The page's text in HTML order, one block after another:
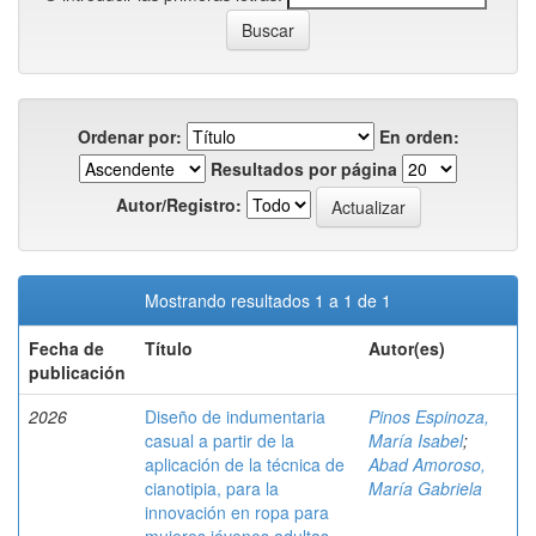
Ordenar por:
En orden:
Resultados por página
Autor/Registro:
Mostrando resultados 1 a 1 de 1
Fecha de
publicación
Título Autor(es)
2026
Diseño de indumentaria
casual a partir de la
aplicación de la técnica de
cianotipia, para la
innovación en ropa para
Pinos Espinoza,
María Isabel;
Abad Amoroso,
María Gabriela